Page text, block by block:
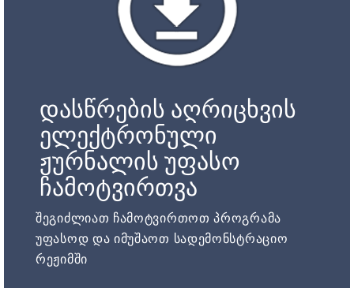
დასწრების აღრიცხვის
ელექტრონული
ჟურნალის უფასო
ჩამოტვირთვა
შეგიძლიათ ჩამოტვირთოთ პროგრამა
უფასოდ და იმუშაოთ სადემონსტრაციო
რეჟიმში